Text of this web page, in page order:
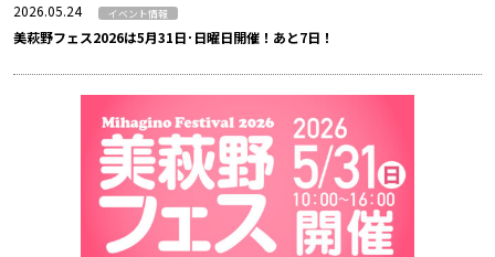
2026.05.24 イベント情報
美萩野フェス2026は5月31日･日曜日開催！あと7日！